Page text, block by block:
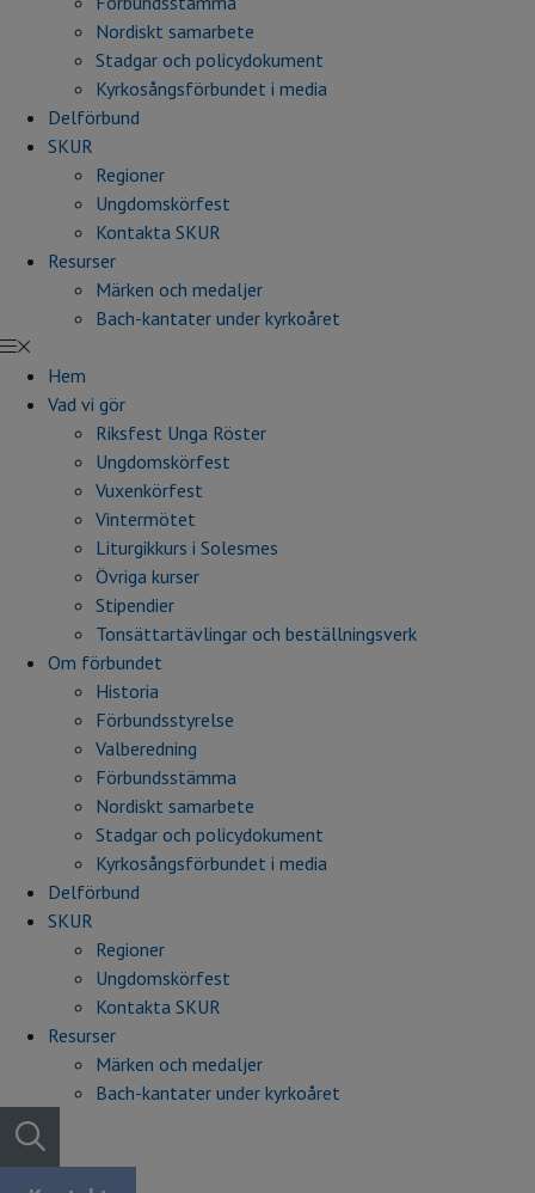
Nordiskt samarbete
Stadgar och policydokument
Kyrkosångsförbundet i media
Delförbund
SKUR
Regioner
Ungdomskörfest
Kontakta SKUR
Resurser
Märken och medaljer
Bach-kantater under kyrkoåret
Hem
Vad vi gör
Riksfest Unga Röster
Ungdomskörfest
Vuxenkörfest
Vintermötet
Liturgikkurs i Solesmes
Övriga kurser
Stipendier
Tonsättartävlingar och beställningsverk
Om förbundet
Historia
Förbundsstyrelse
Valberedning
Förbundsstämma
Nordiskt samarbete
Stadgar och policydokument
Kyrkosångsförbundet i media
Delförbund
SKUR
Regioner
Ungdomskörfest
Kontakta SKUR
Resurser
Märken och medaljer
Bach-kantater under kyrkoåret